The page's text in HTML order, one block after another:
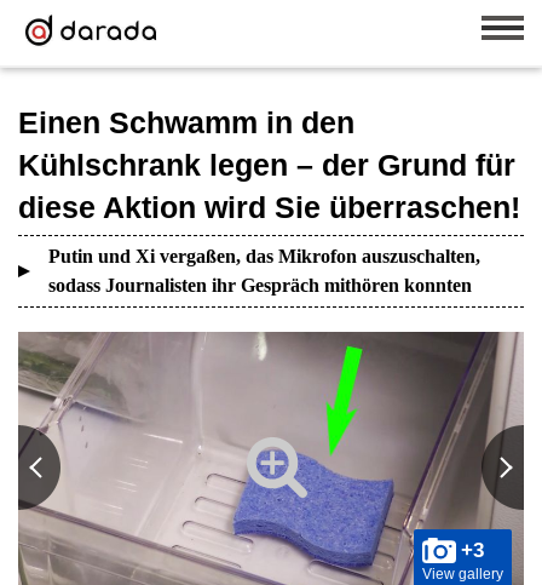
Einen Schwamm in den
Kühlschrank legen – der Grund für
diese Aktion wird Sie überraschen!
Putin und Xi vergaßen, das Mikrofon auszuschalten,
sodass Journalisten ihr Gespräch mithören konnten
+3
View gallery